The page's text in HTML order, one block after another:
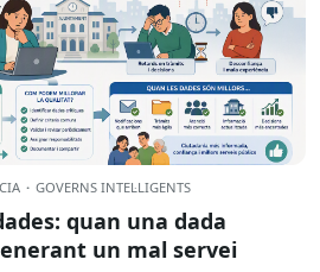
· GOVERNS INTEL·LIGENTS
quan una dada
un mal servei